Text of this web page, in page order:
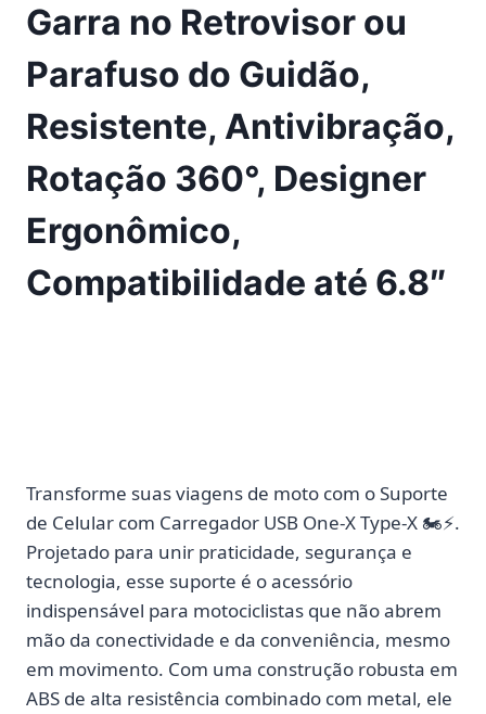
Garra no Retrovisor ou
Parafuso do Guidão,
Resistente, Antivibração,
Rotação 360°, Designer
Ergonômico,
Compatibilidade até 6.8″
Transforme suas viagens de moto com oSuporte
de Celular com Carregador USB One-X Type-X 🏍️⚡.
Projetado para unir praticidade, segurança e
tecnologia, esse suporte é o acessório
indispensável para motociclistas que não abrem
mão da conectividade e da conveniência, mesmo
em movimento. Com uma construção robusta em
ABS de alta resistência combinado com metal, ele